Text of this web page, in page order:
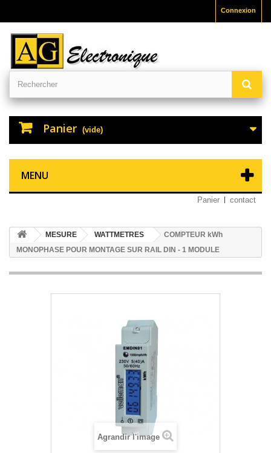
Connexion
Panier (vide)
MENU
Panier contact
MESURE WATTMETRES
COMPTEUR kWh
MONOPHASE POUR MONTAGE SUR RAIL DIN - 1 MODULE
Agrandir l'image